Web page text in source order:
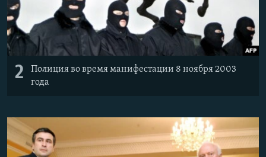
2
Полиция во время манифестации 8 ноября 2003
года